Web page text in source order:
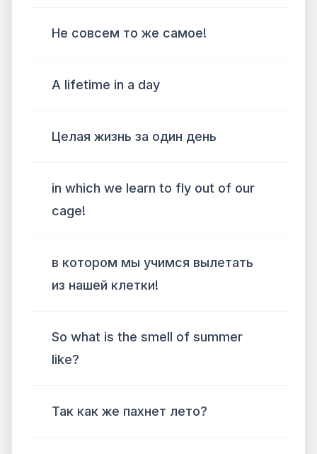
Не совсем то же самое!
A lifetime in a day
Целая жизнь за один день
in which we learn to fly out of our
cage!
в котором мы учимся вылетать
из нашей клетки!
So what is the smell of summer
like?
Так как же пахнет лето?